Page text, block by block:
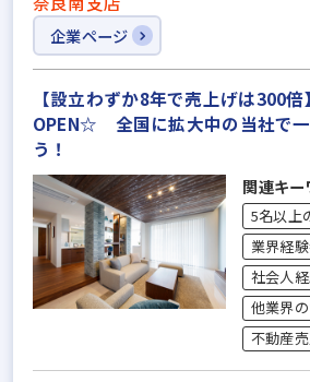
企業ページ
【設立わずか8年で売上げは300
OPEN☆ 全国に拡大中の当社で
う！
関連キー
5名以上
業界経
社会人
他業界
不動産